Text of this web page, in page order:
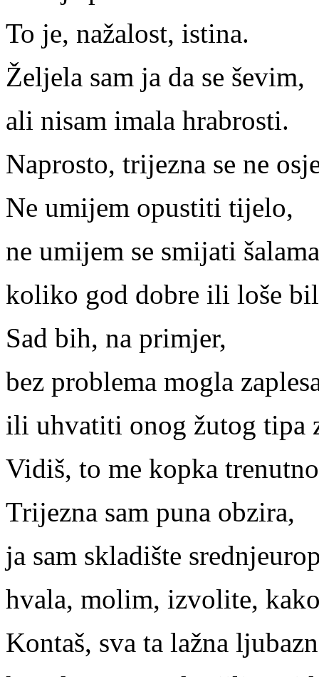
To je, nažalost, istina.
Željela sam ja da se ševim,
ali nisam imala hrabrosti.
Naprosto, trijezna se ne
Ne umijem opustiti tijelo,
ne umijem se smijati šalama
koliko god dobre ili loše
Sad bih, na primjer,
bez problema mogla
ili uhvatiti onog žutog tipa
Vidiš, to me kopka
Trijezna sam puna obzira,
ja sam skladište
hvala, molim, izvolite,
Kontaš, sva ta lažna